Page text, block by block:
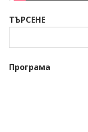
ТЪРСЕНЕ
Програма